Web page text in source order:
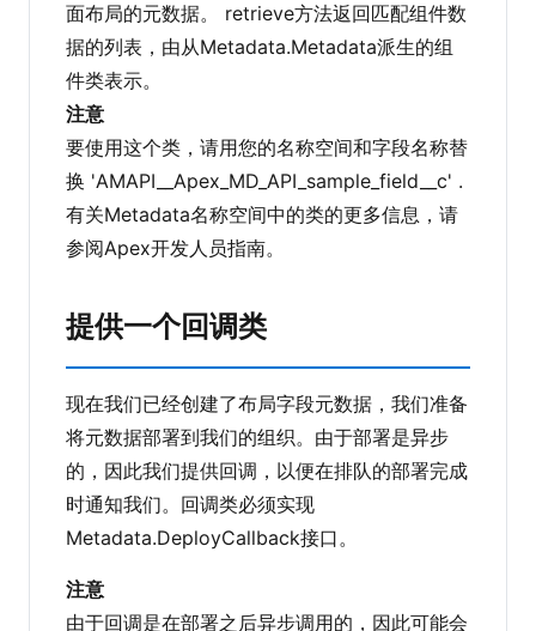
面布局的元数据。 retrieve方法返回匹配组件数
据的列表，由从Metadata.Metadata派生的组
件类表示。
注意
要使用这个类，请用您的名称空间和字段名称替
换 'AMAPI__Apex_MD_API_sample_field__c' .
有关Metadata名称空间中的类的更多信息，请
参阅Apex开发人员指南。
提供一个回调类
现在我们已经创建了布局字段元数据，我们准备
将元数据部署到我们的组织。由于部署是异步
的，因此我们提供回调，以便在排队的部署完成
时通知我们。回调类必须实现
Metadata.DeployCallback接口。
注意
由于回调是在部署之后异步调用的，因此可能会